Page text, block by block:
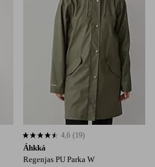
Áhkká
Regenjas PU Parka W
4,6 op basis van 19 beoordelingen
4,6 (19)